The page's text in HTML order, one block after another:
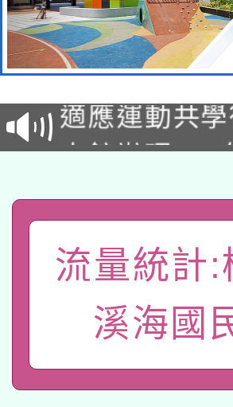
本校115學年
招甄選結果
招)
適應運動共
本館辦理115
礎課程
A3數位素養
「數位內容
pilot」
有關大陸委
薪期間赴陸
轉知經濟部
業技術研究
115年8月22
流量統計
溪海國